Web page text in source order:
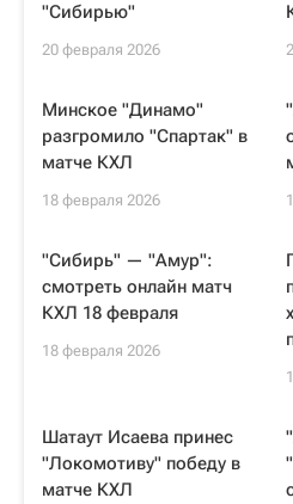
"Сибирью"
20 февраля 2026
Минское "Динамо"
разгромило "Спартак" в
матче КХЛ
18 февраля 2026
"Сибирь" — "Амур":
смотреть онлайн матч
КХЛ 18 февраля
18 февраля 2026
Шатаут Исаева принес
"Локомотиву" победу в
матче КХЛ